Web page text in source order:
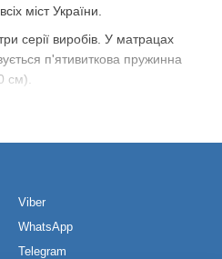
міст України.
серії виробів. У матрацах
п'ятивиткова пружинна
см).
від швидкого забруднення.
збільшує зносостійкість
Вирізняється
Viber
WhatsApp
Telegram